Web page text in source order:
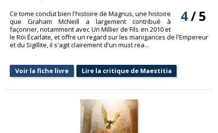
4/5
Ce tome conclut bien l'histoire de Magnus, une histoire
que Graham McNeill a largement contribué à
façonner, notamment avec Un Millier de Fils en 2010 et
le Roi Écarlate, et offre un regard sur les manigances de l'Empereur
et du Sigillite, il s'agit clairement d'un must rea...
Voir la fiche livre Lire la critique de Maestitia